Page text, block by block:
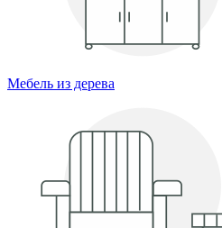
Мебель из дерева